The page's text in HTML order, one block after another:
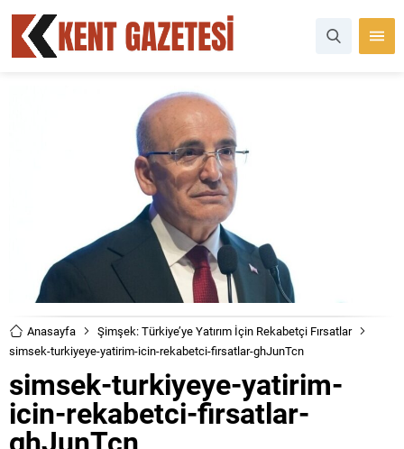
Anasayfa
Şimşek: Türkiye’ye Yatırım İçin Rekabetçi Fırsatlar
simsek-turkiyeye-yatirim-icin-rekabetci-firsatlar-ghJunTcn
simsek-turkiyeye-yatirim-
icin-rekabetci-firsatlar-
ghJunTcn